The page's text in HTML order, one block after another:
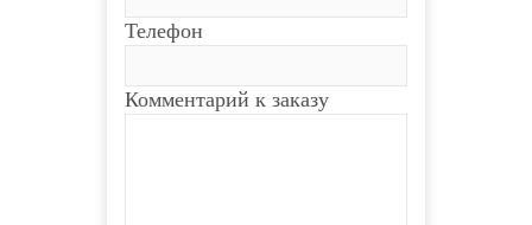
Телефон
Комментарий к заказу